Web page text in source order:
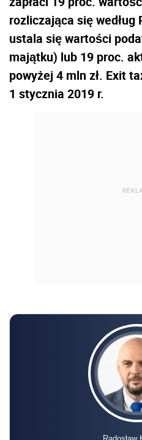
rozliczająca się według
ustala się wartości
majątku) lub 19 proc.
powyżej 4 mln zł. Exit
1 stycznia 2019 r.